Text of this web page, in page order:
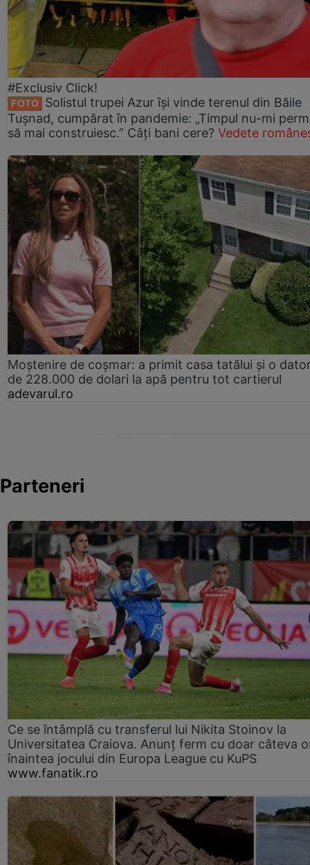
#Exclusiv Click!
FOTO
Solistul trupei Azur își vinde terenul din Băile
Tușnad, cumpărat în pandemie: „Timpul nu-mi
să mai construiesc.” Câți bani cere? Vedete
Moștenire de coșmar: a primit casa tatălui și o
de 228.000 de dolari la apă pentru tot cartierul
adevarul.ro
Parteneri
Ce se întâmplă cu transferul lui Nikita Stoinov la
Universitatea Craiova. Anunț ferm cu doar câteva
înaintea jocului din Europa League cu KuPS
www.fanatik.ro